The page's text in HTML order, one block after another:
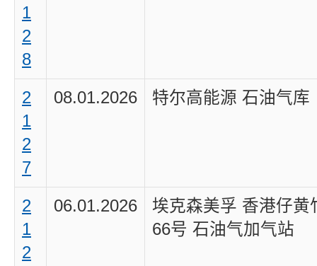
1
2
8
2
1
2
7
08.01.2026 特尔高能源 石油气库
2
1
2
06.01.2026
埃克森美孚 香港仔黄
66号 石油气加气站